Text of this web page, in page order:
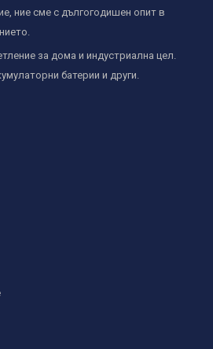
ние сме с дългогодишен опит в
за дома и индустриална цел.
батерии и други.